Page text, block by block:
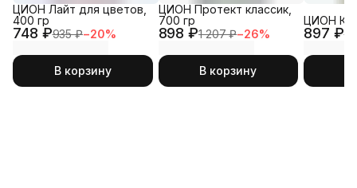
748 ₽935 ₽−20%
ЦИОН Лайт для цветов,
400 гр
В корзину
898 ₽1 207 ₽−26%
ЦИОН Протект классик,
700 гр
В корзину
897 ₽1
ЦИОН